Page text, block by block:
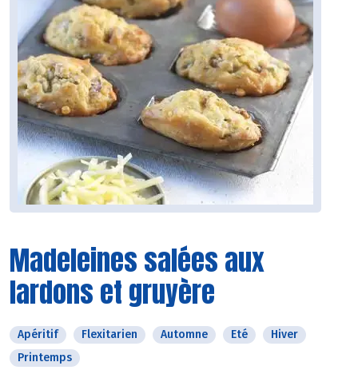
Madeleines salées aux
lardons et gruyère
Apéritif Flexitarien Automne Eté
Hiver
Printemps